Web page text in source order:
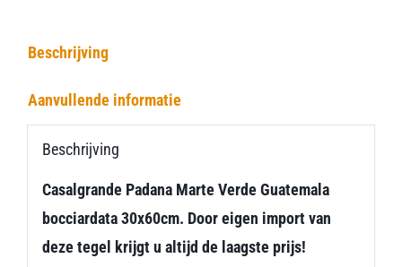
Beschrijving
Aanvullende informatie
Beschrijving
Casalgrande Padana Marte Verde Guatemala
bocciardata 30x60cm. Door eigen import van
deze tegel krijgt u altijd de laagste prijs!